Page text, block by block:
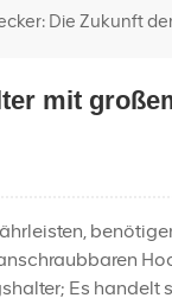
Die Zukunft
mit
Es handelt